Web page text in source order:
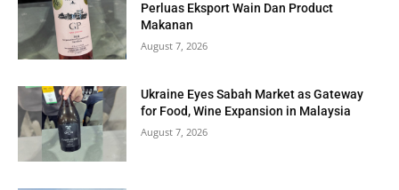
Perluas Eksport Wain Dan Product
Makanan
August 7, 2026
Ukraine Eyes Sabah Market as Gateway
for Food, Wine Expansion in Malaysia
August 7, 2026